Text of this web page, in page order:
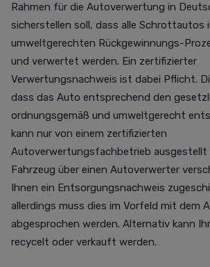
Rahmen für die Autoverwertung in
sicherstellen soll, dass alle Schrottautos
umweltgerechten Rückgewinnungs-
und verwertet werden. Ein zertifizierter
Verwertungsnachweis ist dabei Pflicht.
dass das Auto entsprechend den
ordnungsgemäß und umweltgerecht
kann nur von einem zertifizierten
Autoverwertungsfachbetrieb ausgestellt
Fahrzeug über einen Autoverwerter
Ihnen ein Entsorgungsnachweis
allerdings muss dies im Vorfeld mit dem
abgesprochen werden. Alternativ kann
recycelt oder verkauft werden.